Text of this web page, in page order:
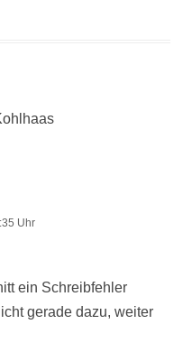
Uhr
ein Schreibfehler
gerade dazu, weiter